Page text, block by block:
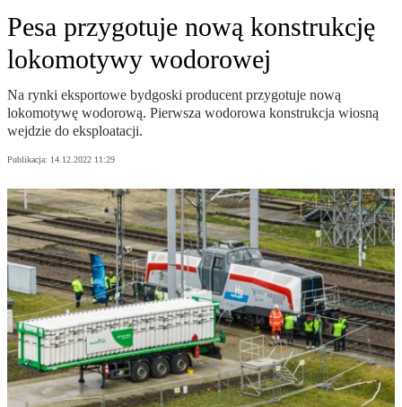
Pesa przygotuje nową konstrukcję
lokomotywy wodorowej
Na rynki eksportowe bydgoski producent przygotuje nową
lokomotywę wodorową. Pierwsza wodorowa konstrukcja wiosną
wejdzie do eksploatacji.
Publikacja: 14.12.2022 11:29